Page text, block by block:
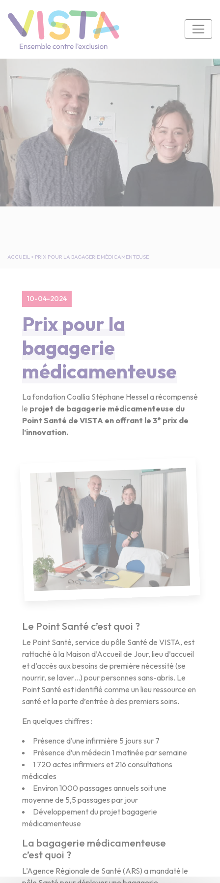
Navigation principale
ACCUEIL > PRIX POUR LA BAGAGERIE MÉDICAMENTEUSE
10-04-2024
Prix pour la
bagagerie
médicamenteuse
La fondation Coallia Stéphane Hessel a récompensé
le projet de bagagerie médicamenteuse du
Point Santé de VISTA en offrant le 3e prix de
l’innovation.
Le Point Santé c’est quoi ?
Le Point Santé, service du pôle Santé de VISTA, est
rattaché à la Maison d’Accueil de Jour, lieu d’accueil
et d’accès aux besoins de première nécessité (se
nourrir, se laver…) pour personnes sans-abris. Le
Point Santé est identifié comme un lieu ressource en
santé et la porte d’entrée à des premiers soins.
En quelques chiffres :
Présence d’une infirmière 5 jours sur 7
Présence d’un médecin 1 matinée par semaine
1 720 actes infirmiers et 216 consultations
médicales
Environ 1000 passages annuels soit une
moyenne de 5,5 passages par jour
Développement du projet bagagerie
médicamenteuse
La bagagerie médicamenteuse
c’est quoi ?
L’Agence Régionale de Santé (ARS) a mandaté le